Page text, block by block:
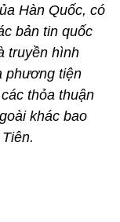
Hàn Quốc, có
bản tin quốc
truyền hình
phương tiện
thỏa thuận
khác bao